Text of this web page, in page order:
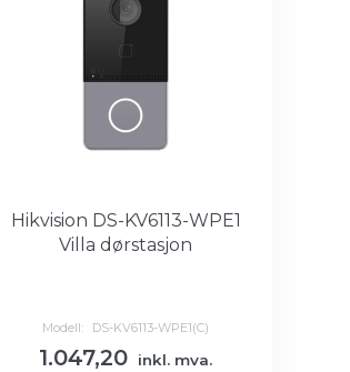
Hikvision DS-KV6113-WPE1
Villa dørstasjon
Modell: DS-KV6113-WPE1(C)
1.047,20
inkl. mva.